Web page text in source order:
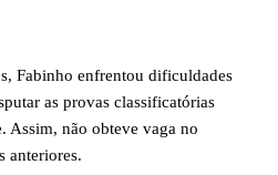
Fabinho enfrentou dificuldades
as provas classificatórias
Assim, não obteve vaga no
anteriores.